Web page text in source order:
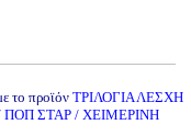
το προϊόν ΤΡΙΛΟΓΙΑ ΛΕΣΧΗ
ΣΤΑΡ / ΧΕΙΜΕΡΙΝΗ